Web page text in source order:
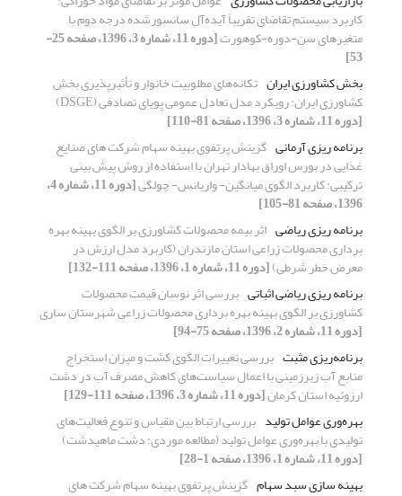
کاربرد سیستم تقاضای تقریباً آیده‌آل سانسورشده درجه دوم با
متغیرهای سن-دوره-کوهورت [دوره 11، شماره 3، 1396، صفحه 25-
53]
بخش کشاورزی ایران تکانه‌های مطلوبیت خانوار و تأثیرپذیری بخش
کشاورزی ایران: رویکرد مدل تعادل عمومی پویای تصادفی (DSGE)
[دوره 11، شماره 3، 1396، صفحه 81-110]
برنامه ریزی آرمانی گزینش پرتفوی بهینه سهام شرکت های صنایع
غذایی در بورس اوراق بهادار تهران با استفاده از روش پیش بینی
ترکیبی: کاربرد الگوی میانگین- واریانس- چولگی [دوره 11، شماره 4،
1396، صفحه 81-105]
برنامه ریزی ریاضی اثر بیمه محصولات کشاورزی بر الگوی بهینه بهره
برداری محصولات زراعی استان مازندران (کاربرد مدل ارزش در
معرض خطر شرطی)[دوره 11، شماره 1، 1396، صفحه 111-132]
برنامه ریزی ریاضی اثباتی بررسی اثر نوسان قیمت محصولات
کشاورزی بر الگوی بهینه بهره برداری محصولات زراعی شهرستان ساری
[دوره 11، شماره 2، 1396، صفحه 75-94]
برنامه‌ریزی مثبت بررسی تغییرات الگوی کشت و میزان استخراج
منابع آب زیرزمینی با اعمال سیاست‌های کاهش مصرف آب در دشت
ارزوئیه استان کرمان[دوره 11، شماره 3، 1396، صفحه 111-129]
بهره‌وری عوامل تولید بررسی ارتباط بین مقیاس و تنوع فعالیت‌های
تولیدی با بهره‌وری عوامل تولید (مطالعه موردی: دشت ماهیدشت)
[دوره 11، شماره 1، 1396، صفحه 1-28]
بهینه سازی سبد سهام گزینش پرتفوی بهینه سهام شرکت های